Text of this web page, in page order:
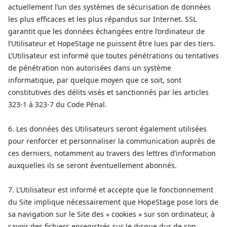
actuellement l’un des systèmes de sécurisation de données
les plus efficaces et les plus répandus sur Internet. SSL
garantit que les données échangées entre l’ordinateur de
l’Utilisateur et HopeStage ne puissent être lues par des tiers.
L’Utilisateur est informé que toutes pénétrations ou tentatives
de pénétration non autorisées dans un système
informatique, par quelque moyen que ce soit, sont
constitutives des délits visés et sanctionnés par les articles
323-1 à 323-7 du Code Pénal.
6. Les données des Utilisateurs seront également utilisées
pour renforcer et personnaliser la communication auprès de
ces derniers, notamment au travers des lettres d’information
auxquelles ils se seront éventuellement abonnés.
7. L’Utilisateur est informé et accepte que le fonctionnement
du Site implique nécessairement que HopeStage pose lors de
sa navigation sur le Site des « cookies » sur son ordinateur, à